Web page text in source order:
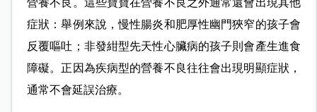
營養不良。這些寶寶在營養不良之外通常還會出現其他
症狀：舉例來說，慢性腸炎和肥厚性幽門狹窄的孩子會
反覆嘔吐；非發紺型先天性心臟病的孩子則會產生進食
障礙。正因為疾病型的營養不良往往會出現明顯症狀，
通常不會延誤治療。